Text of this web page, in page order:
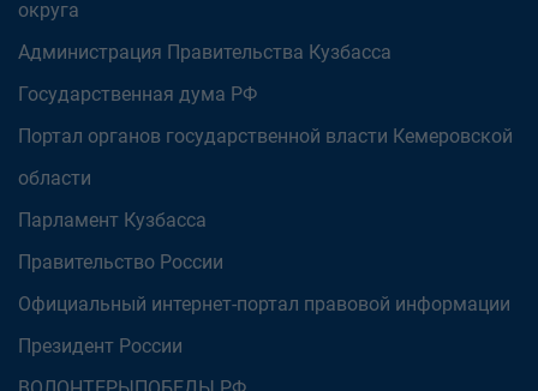
округа
Администрация Правительства Кузбасса
Государственная дума РФ
Портал органов государственной власти Кемеровской
области
Парламент Кузбасса
Правительство России
Официальный интернет-портал правовой информации
Президент России